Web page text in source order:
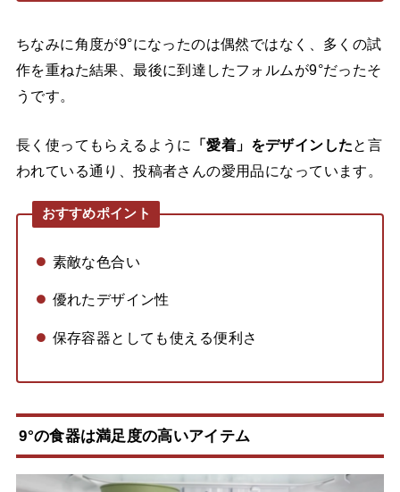
ちなみに角度が9°になったのは偶然ではなく、多くの試
作を重ねた結果、最後に到達したフォルムが9°だったそ
うです。
長く使ってもらえるように 「愛着」をデザインしたと言
われている通り、投稿者さんの愛用品になっています。
おすすめポイント
素敵な色合い
優れたデザイン性
保存容器としても使える便利さ
9°の食器は満足度の高いアイテム